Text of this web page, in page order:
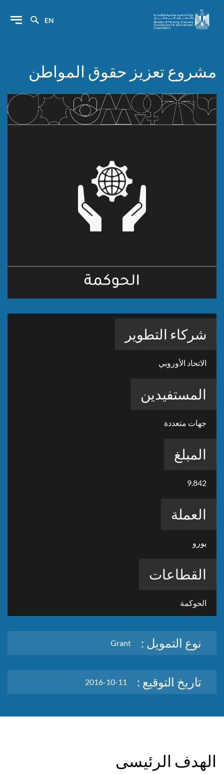
EN
مشروع تعزيز حقوق المواطن
شركاء التطوير
الاتحاد الأوروبي
المستفيدين
جهات متعددة
المبلغ
9.842
العملة
يورو
القطاعات
الحوكمة
نوع التمويل : Grant
تاريخ التوقيع : 2016-10-11
الهدف الرئيسى